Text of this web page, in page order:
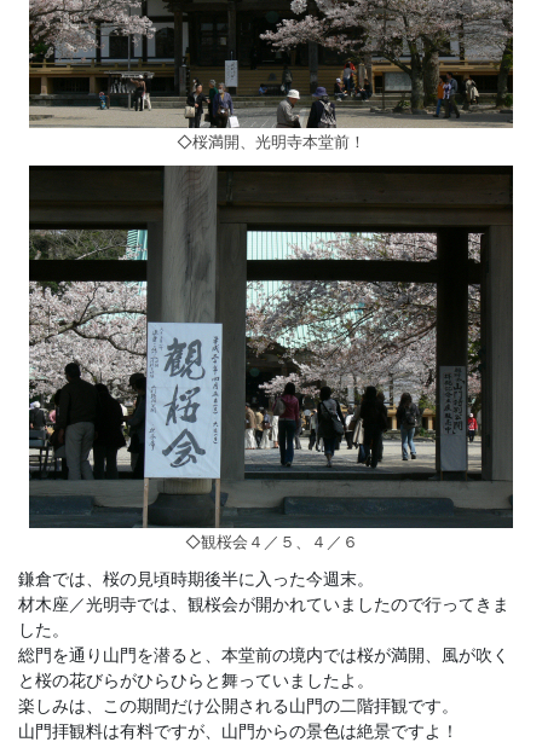
◇桜満開、光明寺本堂前！
◇観桜会４／５、４／６
鎌倉では、桜の見頃時期後半に入った今週末。
材木座／光明寺では、観桜会が開かれていましたので行ってきま
した。
総門を通り山門を潜ると、本堂前の境内では桜が満開、風が吹く
と桜の花びらがひらひらと舞っていましたよ。
楽しみは、この期間だけ公開される山門の二階拝観です。
山門拝観料は有料ですが、山門からの景色は絶景ですよ！